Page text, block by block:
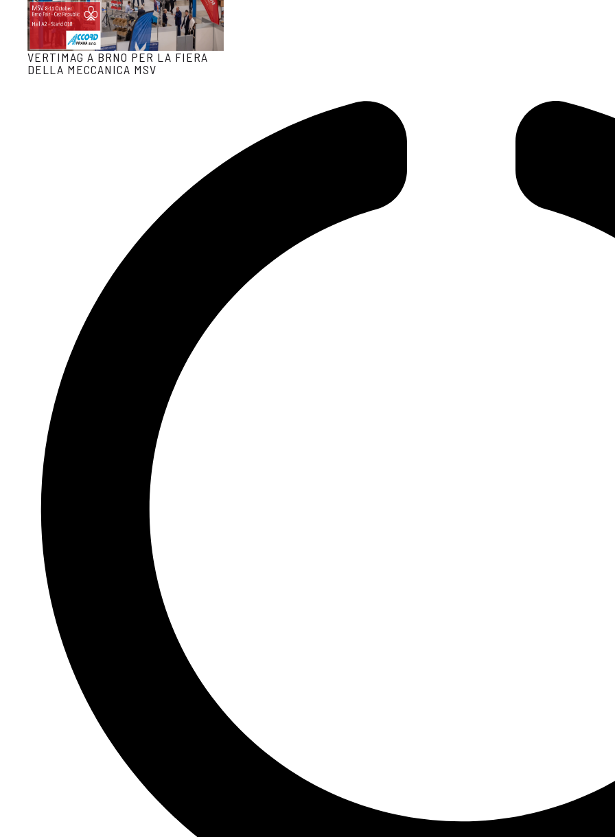
VERTIMAG A BRNO PER LA FIERA
DELLA MECCANICA MSV